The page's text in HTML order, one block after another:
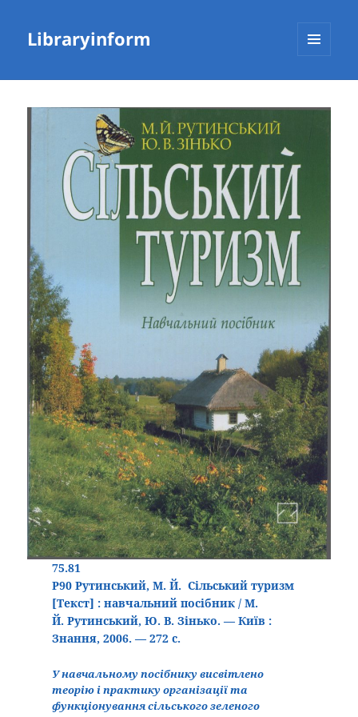
Libraryinform
75.81
Р90 Рутинський, М. Й. Сільський туризм
[Текст] : навчальний посібник / М.
Й. Рутинський, Ю. В. Зінько. — Київ :
Знання, 2006. — 272 с.
У навчальному посібнику висвітлено
теорію і практику організації та
функціонування сільського зеленого